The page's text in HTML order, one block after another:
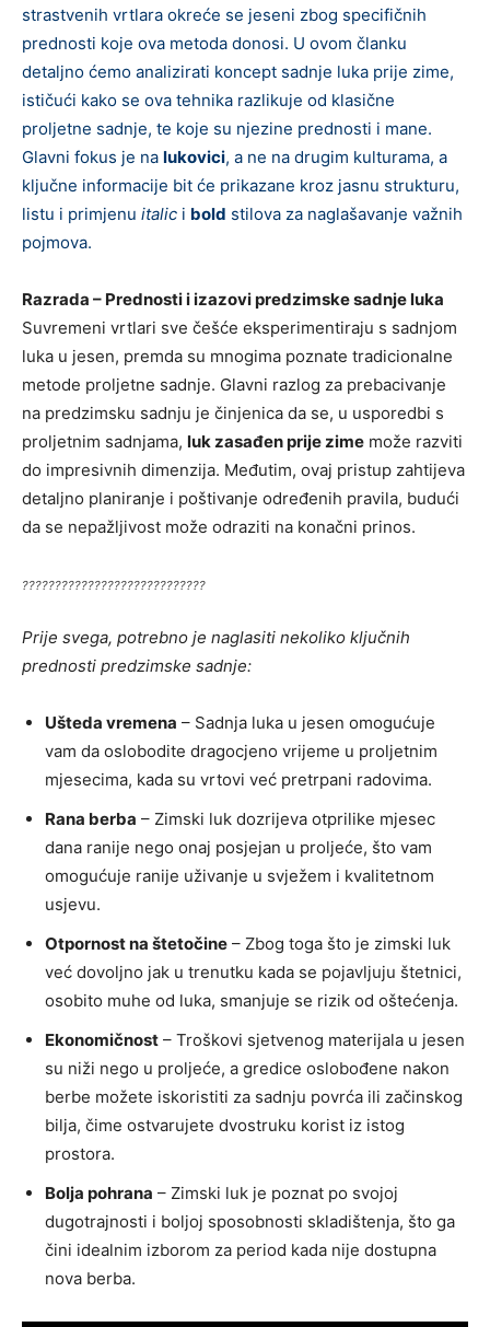
strastvenih vrtlara okreće se jeseni zbog specifičnih
prednosti koje ova metoda donosi. U ovom članku
detaljno ćemo analizirati koncept sadnje luka prije zime,
ističući kako se ova tehnika razlikuje od klasične
proljetne sadnje, te koje su njezine prednosti i mane.
Glavni fokus je na lukovici, a ne na drugim kulturama, a
ključne informacije bit će prikazane kroz jasnu strukturu,
listu i primjenu italic i bold stilova za naglašavanje važnih
pojmova.
Razrada – Prednosti i izazovi predzimske sadnje luka
Suvremeni vrtlari sve češće eksperimentiraju s sadnjom
luka u jesen, premda su mnogima poznate tradicionalne
metode proljetne sadnje. Glavni razlog za prebacivanje
na predzimsku sadnju je činjenica da se, u usporedbi s
proljetnim sadnjama, luk zasađen prije zime može razviti
do impresivnih dimenzija. Međutim, ovaj pristup zahtijeva
detaljno planiranje i poštivanje određenih pravila, budući
da se nepažljivost može odraziti na konačni prinos.
????????????????????????????
Prije svega, potrebno je naglasiti nekoliko ključnih
prednosti predzimske sadnje:
Ušteda vremena – Sadnja luka u jesen omogućuje
vam da oslobodite dragocjeno vrijeme u proljetnim
mjesecima, kada su vrtovi već pretrpani radovima.
Rana berba – Zimski luk dozrijeva otprilike mjesec
dana ranije nego onaj posjejan u proljeće, što vam
omogućuje ranije uživanje u svježem i kvalitetnom
usjevu.
Otpornost na štetočine – Zbog toga što je zimski luk
već dovoljno jak u trenutku kada se pojavljuju štetnici,
osobito muhe od luka, smanjuje se rizik od oštećenja.
Ekonomičnost – Troškovi sjetvenog materijala u jesen
su niži nego u proljeće, a gredice oslobođene nakon
berbe možete iskoristiti za sadnju povrća ili začinskog
bilja, čime ostvarujete dvostruku korist iz istog
prostora.
Bolja pohrana – Zimski luk je poznat po svojoj
dugotrajnosti i boljoj sposobnosti skladištenja, što ga
čini idealnim izborom za period kada nije dostupna
nova berba.